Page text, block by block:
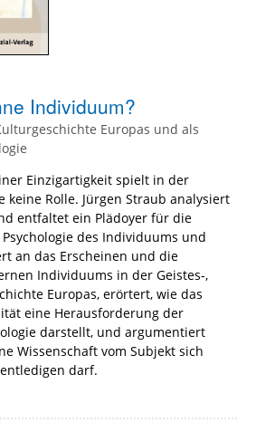
Individuum?
Europas und als
Einzigartigkeit spielt in der
keine Rolle. Jürgen Straub analysiert
entfaltet ein Plädoyer für die
des Individuums und
an das Erscheinen und die
Individuums in der Geistes-,
Europas, erörtert, wie das
eine Herausforderung der
darstellt, und argumentiert
Wissenschaft vom Subjekt sich
darf.